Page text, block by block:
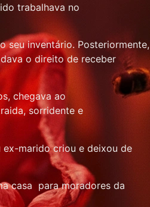
trabalhava no
seu inventário. Posteriormente,
o direito de receber
chegava ao
sorridente e
ex-marido criou e deixou de
casa para moradores da